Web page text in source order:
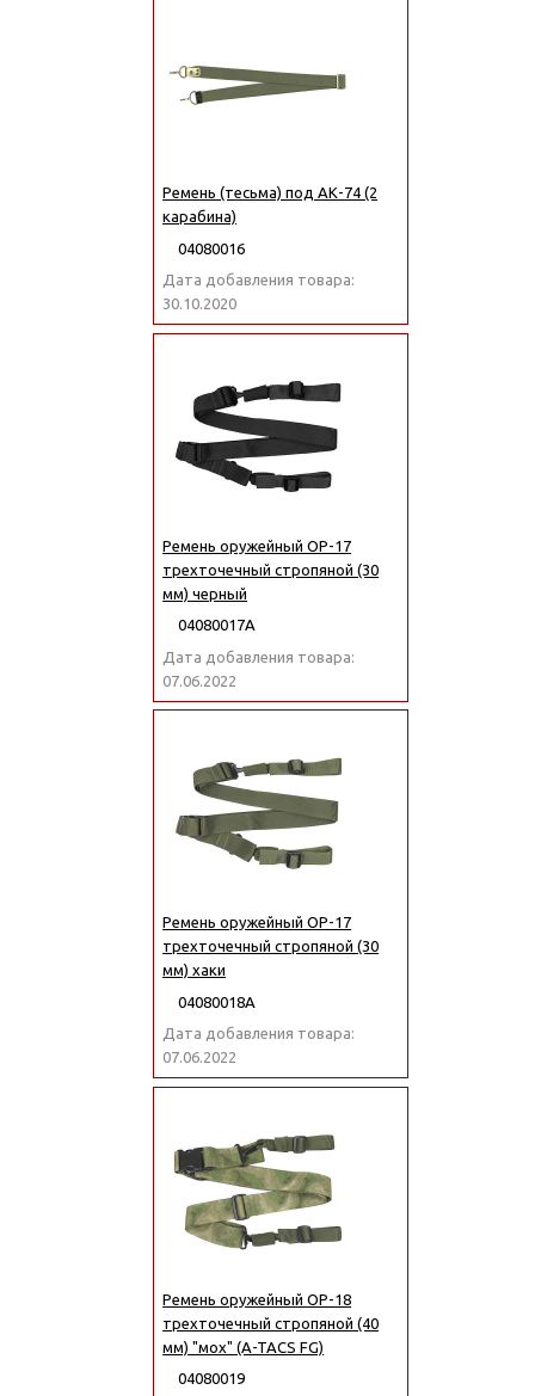
Ремень (тесьма) под АК-74 (2
карабина)
04080016
Дата добавления товара:
30.10.2020
Ремень оружейный ОР-17
трехточечный стропяной (30
мм) черный
04080017А
Дата добавления товара:
07.06.2022
Ремень оружейный ОР-17
трехточечный стропяной (30
мм) хаки
04080018А
Дата добавления товара:
07.06.2022
Ремень оружейный ОР-18
трехточечный стропяной (40
мм) "мох" (A-TACS FG)
04080019